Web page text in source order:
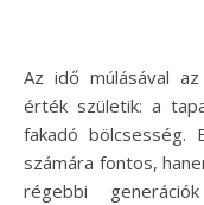
Az idő múlásával az emberek életében egy különleges
érték születik: a
fakadó
számára fontos,
régebbi